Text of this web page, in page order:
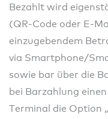
Bezahlt wird
(QR‑Code oder
einzugebendem
via Smartphone/
sowie bar über die
bei Barzahlung
Terminal die Option